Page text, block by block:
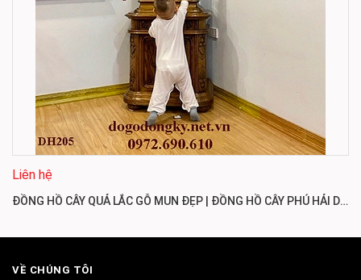
Liên hệ
ĐỒNG HỒ CÂY QUẢ LẮC GỖ MUN ĐẸP | ĐỒNG HỒ CÂY PHÚ HẢI DH205
VỀ CHÚNG TÔI